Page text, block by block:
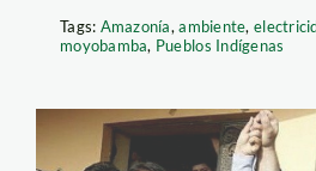
Tags: Amazonía,ambiente,
moyobamba, Pueblos Indígenas